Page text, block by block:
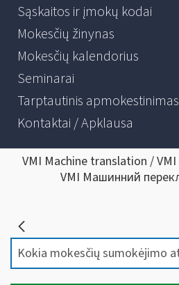
Sąskaitos ir įmokų kodai
Mokesčių žinynas
Mokesčių kalendorius
Seminarai
Tarptautinis apmokestinimas
Kontaktai / Apklausa
VMI Machine translation /
VMI Машинний